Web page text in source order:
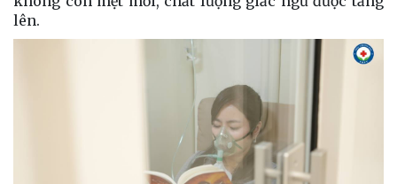
lên.